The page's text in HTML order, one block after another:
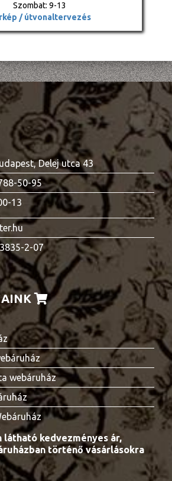
Szombat: 9-13
/ útvonaltervezés
Delej utca 43
50-95
13
2-07
webáruház
látható kedvezményes ár,
történő vásárlásokra